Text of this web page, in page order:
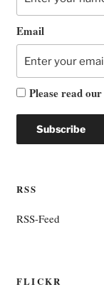
Email
Please read our
RSS
RSS-Feed
FLICKR